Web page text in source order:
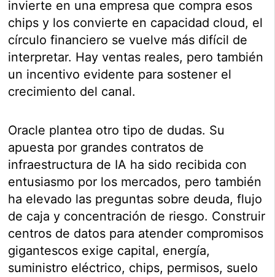
invierte en una empresa que compra esos
chips y los convierte en capacidad cloud, el
círculo financiero se vuelve más difícil de
interpretar. Hay ventas reales, pero también
un incentivo evidente para sostener el
crecimiento del canal.
Oracle plantea otro tipo de dudas. Su
apuesta por grandes contratos de
infraestructura de IA ha sido recibida con
entusiasmo por los mercados, pero también
ha elevado las preguntas sobre deuda, flujo
de caja y concentración de riesgo. Construir
centros de datos para atender compromisos
gigantescos exige capital, energía,
suministro eléctrico, chips, permisos, suelo